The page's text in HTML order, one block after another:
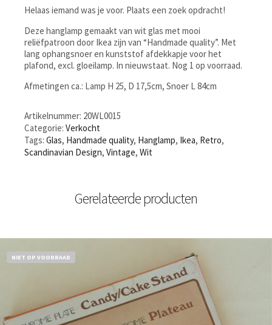
Helaas iemand was je voor. Plaats een zoek opdracht!
Deze hanglamp gemaakt van wit glas met mooi
reliëfpatroon door Ikea zijn van “Handmade quality”. Met
lang ophangsnoer en kunststof afdekkapje voor het
plafond, excl. gloeilamp. In nieuwstaat. Nog 1 op voorraad.
Afmetingen ca.: Lamp H 25, D 17,5cm, Snoer L 84cm
Artikelnummer: 20WL0015
Categorie: Verkocht
Tags: Glas, Handmade quality, Hanglamp, Ikea, Retro,
Scandinavian Design, Vintage, Wit
Gerelateerde producten
NIET OP VOORRAAD